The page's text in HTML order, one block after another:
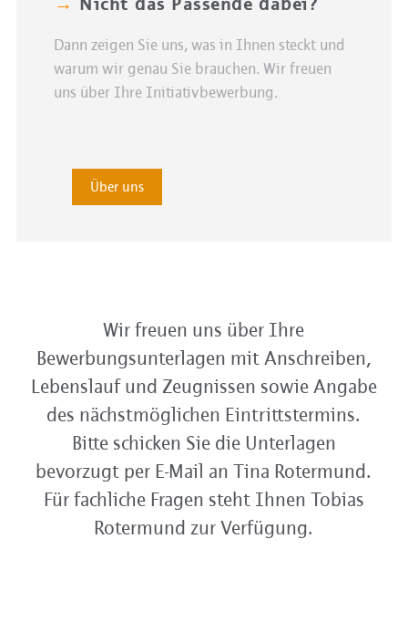
Dann zeigen Sie uns, was in Ihnen steckt und
warum wir genau Sie brauchen. Wir freuen
uns über Ihre Initiativbewerbung.
Über uns
Wir freuen uns über Ihre
Bewerbungsunterlagen mit Anschreiben,
Lebenslauf und Zeugnissen sowie Angabe
des nächstmöglichen Eintrittstermins.
Bitte schicken Sie die Unterlagen
bevorzugt per E-Mail an Tina Rotermund.
Für fachliche Fragen steht Ihnen Tobias
Rotermund zur Verfügung.